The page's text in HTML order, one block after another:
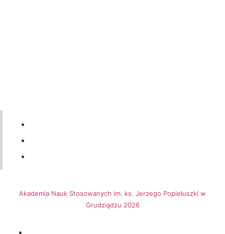
Akademia Nauk Stosowanych im. ks. Jerzego Popiełuszki w
Grudziądzu 2026